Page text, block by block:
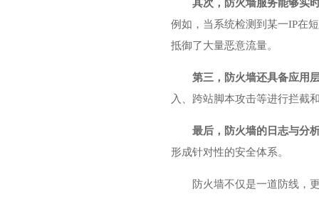
其次，防火墙服务能够实
例如，当系统检测到某一IP在
抵御了大量恶意流量。
第三，防火墙还具备应用
入、跨站脚本攻击等进行拦截
最后，防火墙的日志与分
形成针对性的安全体系。
防火墙不仅是一道防线，